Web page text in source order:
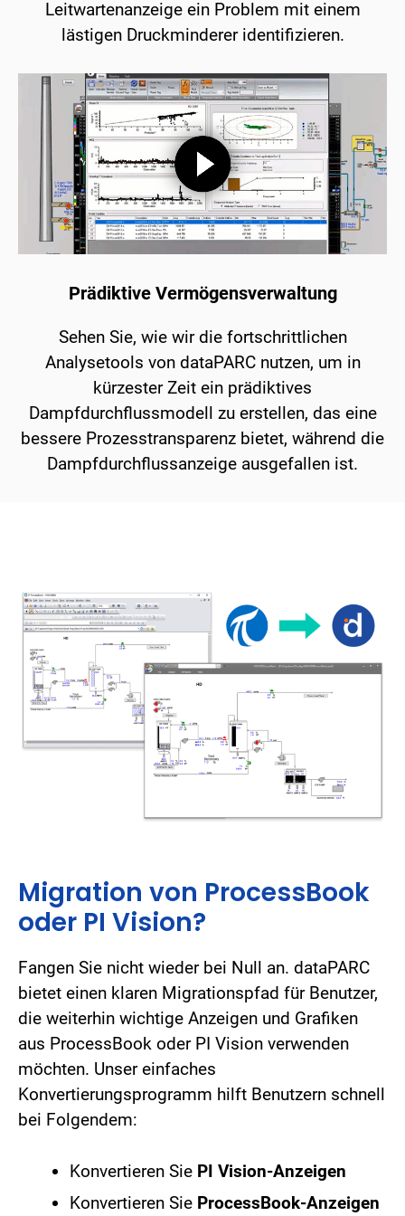
Leitwartenanzeige ein Problem mit einem
lästigen Druckminderer identifizieren.
Prädiktive Vermögensverwaltung
Sehen Sie, wie wir die fortschrittlichen
Analysetools von dataPARC nutzen, um in
kürzester Zeit ein prädiktives
Dampfdurchflussmodell zu erstellen, das eine
bessere Prozesstransparenz bietet, während die
Dampfdurchflussanzeige ausgefallen ist.
Migration von ProcessBook
oder PI Vision?
Fangen Sie nicht wieder bei Null an. dataPARC
bietet einen klaren Migrationspfad für Benutzer,
die weiterhin wichtige Anzeigen und Grafiken
aus ProcessBook oder PI Vision verwenden
möchten. Unser einfaches
Konvertierungsprogramm hilft Benutzern schnell
bei Folgendem:
Konvertieren Sie PI Vision-Anzeigen
Konvertieren Sie ProcessBook-Anzeigen